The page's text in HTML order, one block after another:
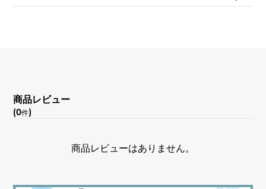
商品レビュー
(0件)
商品レビューはありません。